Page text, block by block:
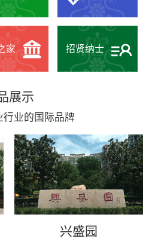
家 招贤纳士
展示
行业的国际品牌
兴盛园